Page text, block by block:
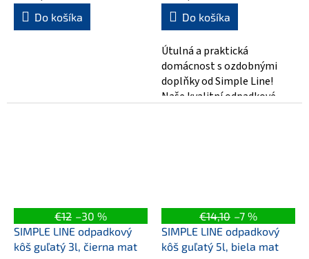
Do košíka Do košíka
Útulná a praktická
domácnost s ozdobnými
doplňky od Simple Line!
Naše kvalitní odpadkové
€12 –30 %
SIMPLE LINE odpadkový
kôš guľatý 3l, čierna mat
€14,10 –7 %
SIMPLE LINE odpadkový
kôš guľatý 5l, biela mat